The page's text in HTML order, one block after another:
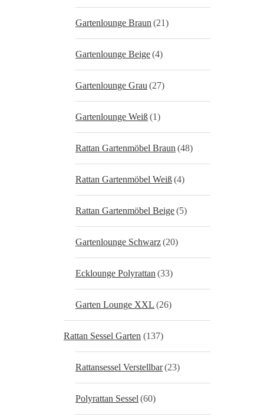
Gartenlounge Braun (21)
Gartenlounge Beige(4)
Gartenlounge Grau (27)
Gartenlounge Weiß(1)
Rattan Gartenmöbel Braun (48)
Rattan Gartenmöbel Weiß(4)
Rattan Gartenmöbel Beige(5)
Gartenlounge Schwarz(20)
Ecklounge Polyrattan (33)
Garten Lounge XXL (26)
Rattan Sessel Garten (137)
Rattansessel Verstellbar(23)
Polyrattan Sessel (60)